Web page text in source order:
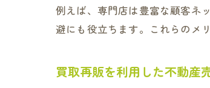
例えば、専門店は豊富な顧客ネ
避にも役立ちます。これらのメ
買取再販を利用した不動産